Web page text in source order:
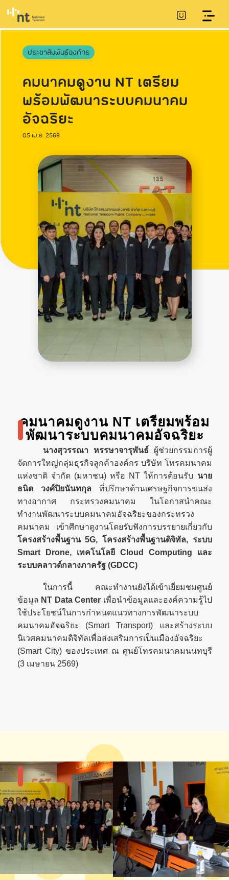
ประชาสัมพันธ์องค์กร
คมนาคมดูงาน NT เตรียม
พร้อมพัฒนาระบบคมนาคม
อัจฉริยะ
05 เม.ย. 2569
คมนาคมดูงาน NT เตรียมพร้อม
พัฒนาระบบคมนาคมอัจฉริยะ
นางสุวรรณา หรรษาจารุพันธ์ ผู้ช่วยกรรมการผู้
จัดการใหญ่กลุ่มธุรกิจลูกค้าองค์กร บริษัท โทรคมนาคม
แห่งชาติ จำกัด (มหาชน) หรือ NT ให้การต้อนรับ นาย
ธนิต วงศ์ปิยนันทกุลที่ปรึกษาด้านเศรษฐกิจการขนส่ง
ทางอากาศ กระทรวงคมนาคม ในโอกาสนำคณะ
ทำงานพัฒนาระบบคมนาคมอัจฉริยะของกระทรวง
คมนาคม เข้าศึกษาดูงานโดยรับฟังการบรรยายเกี่ยวกับ
โครงสร้างพื้นฐาน 5G, โครงสร้างพื้นฐานดิจิทัล, ระบบ
Smart Drone, เทคโนโลยี Cloud Computing และ
ระบบคลาวด์กลางภาครัฐ (GDCC)
ในการนี้ คณะทำงานยังได้เข้าเยี่ยมชมศูนย์
ข้อมูล NT Data Center เพื่อนำข้อมูลและองค์ความรู้ไป
ใช้ประโยชน์ในการกำหนดแนวทางการพัฒนาระบบ
คมนาคมอัจฉริยะ (Smart Transport) และสร้างระบบ
นิเวศคมนาคมดิจิทัลเพื่อส่งเสริมการเป็นเมืองอัจฉริยะ
(Smart City) ของประเทศ ณ ศูนย์โทรคมนาคมนนทบุรี
(3 เมษายน 2569)
แกลลอรี่รูปภาพ